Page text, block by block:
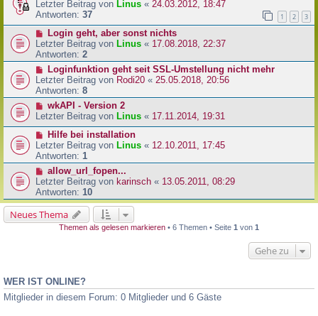
Letzter Beitrag von Linus « 24.03.2012, 18:47
Antworten: 37 1 2 3
Login geht, aber sonst nichts
Letzter Beitrag von Linus « 17.08.2018, 22:37
Antworten: 2
Loginfunktion geht seit SSL-Umstellung nicht mehr
Letzter Beitrag von Rodi20 « 25.05.2018, 20:56
Antworten: 8
wkAPI - Version 2
Letzter Beitrag von Linus « 17.11.2014, 19:31
Hilfe bei installation
Letzter Beitrag von Linus « 12.10.2011, 17:45
Antworten: 1
allow_url_fopen...
Letzter Beitrag von karinsch « 13.05.2011, 08:29
Antworten: 10
Neues Thema
Themen als gelesen markieren • 6 Themen • Seite 1 von 1
Gehe zu
WER IST ONLINE?
Mitglieder in diesem Forum: 0 Mitglieder und 6 Gäste